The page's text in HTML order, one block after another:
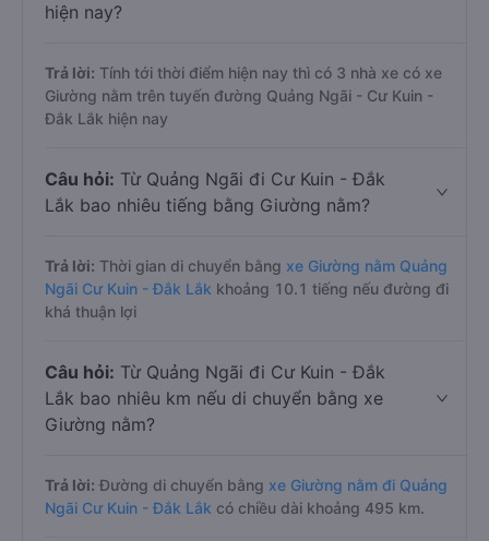
hiện nay?
Trả lời: Tính tới thời điểm hiện nay thì có 3 nhà xe có xe
Giường nằm trên tuyến đường Quảng Ngãi - Cư Kuin -
Đắk Lắk hiện nay
Câu hỏi: Từ Quảng Ngãi đi Cư Kuin - Đắk
Lắk bao nhiêu tiếng bằng Giường nằm?
Trả lời: Thời gian di chuyển bằng xe Giường nằm Quảng
Ngãi Cư Kuin - Đắk Lắk khoảng 10.1 tiếng nếu đường đi
khá thuận lợi
Câu hỏi: Từ Quảng Ngãi đi Cư Kuin - Đắk
Lắk bao nhiêu km nếu di chuyển bằng xe
Giường nằm?
Trả lời: Đường di chuyển bằng xe Giường nằm đi Quảng
Ngãi Cư Kuin - Đắk Lắk có chiều dài khoảng 495 km.